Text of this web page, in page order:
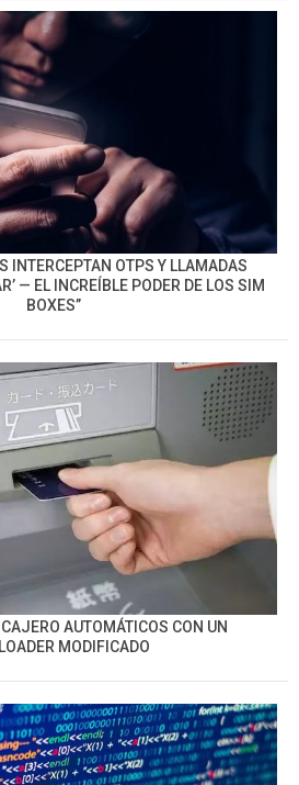
INTERCEPTAN OTPS Y LLAMADAS
— EL INCREÍBLE PODER DE LOS SIM
BOXES”
AUTOMÁTICOS CON UN
MODIFICADO